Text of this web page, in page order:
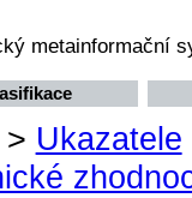
metainformační
> Ukazatele